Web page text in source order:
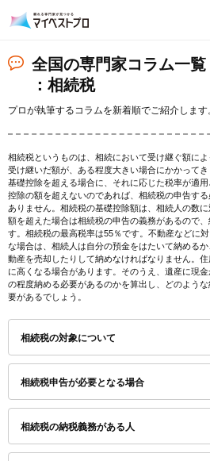
全国の専門家コラム一覧
：相続税
プロが執筆するコラムを新着順でご紹介します
相続税というものは、相続において受け継ぐ額によ
受け継いだ額が、ある程度大きい場合にかかって
基礎控除を超える場合に、それに応じた税率が適
控除の額を超えないのであれば、相続税の申告す
ありません。相続税の基礎控除額は、相続人の数
額を超えた場合は相続税の申告の義務があるので
す。相続税の最高税率は55％です。不動産などに
な場合は、相続人は自分の預金をはたいて納める
動産を売却したりして納めなければなりません。
に高くなる場合があります。そのうえ、遺産に現
の程度納める必要があるのかを算出し、どのよう
要があるでしょう。
相続税の対象について
相続税申告が必要となる場合
相続税の納税義務がある人